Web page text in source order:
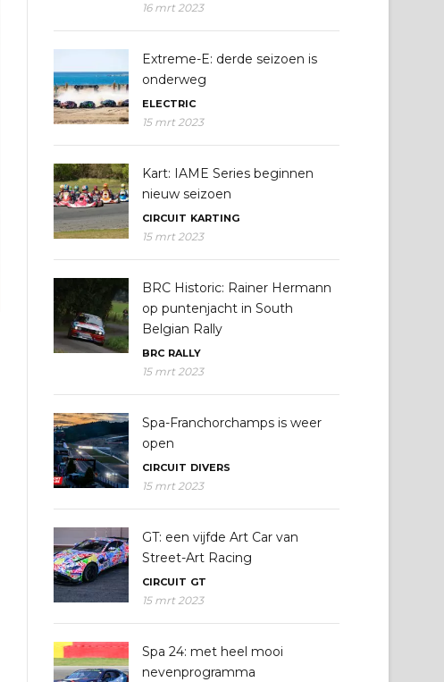
16 mrt 2023
Extreme-E: derde seizoen is
onderweg
ELECTRIC
15 mrt 2023
Kart: IAME Series beginnen
nieuw seizoen
CIRCUIT KARTING
15 mrt 2023
BRC Historic: Rainer Hermann
op puntenjacht in South
Belgian Rally
BRC RALLY
15 mrt 2023
Spa-Franchorchamps is weer
open
CIRCUIT DIVERS
15 mrt 2023
GT: een vijfde Art Car van
Street-Art Racing
CIRCUIT GT
15 mrt 2023
Spa 24: met heel mooi
nevenprogramma